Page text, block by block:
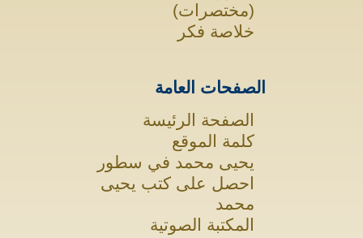
(مختصرات)
خلاصة فكر
الصفحات العامة
الصفحة الرئيسة
كلمة الموقع
يحيى محمد في سطور
احصل على كتب يحيى
محمد
المكتبة الصوتية